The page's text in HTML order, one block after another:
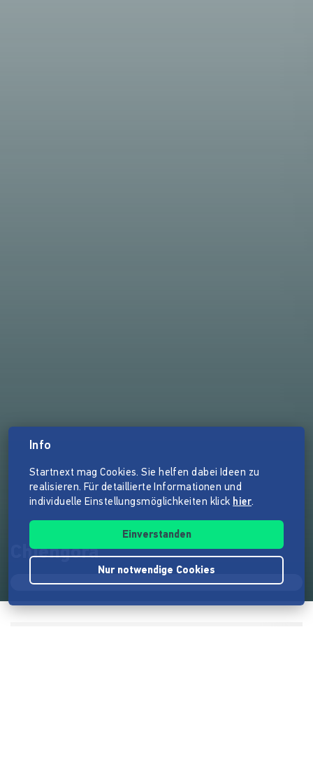
Chiengora
Info
Startnext mag Cookies. Sie helfen dabei Ideen zu
realisieren. Für detaillierte Informationen und
individuelle Einstellungsmöglichkeiten klick hier.
Einverstanden
Nur notwendige Cookies